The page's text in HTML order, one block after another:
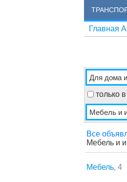
Главная
только
Все
Мебель и
Мебель, 4